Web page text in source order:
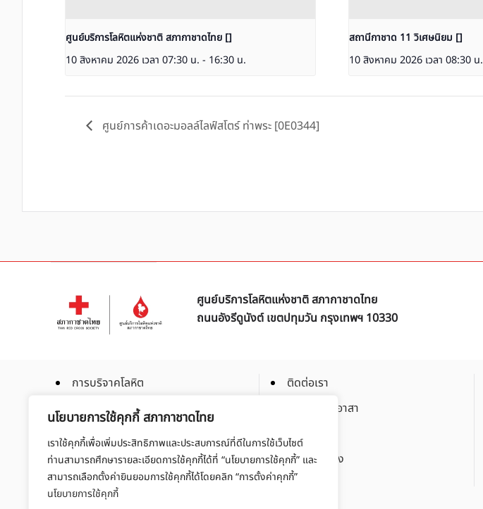
นโยบายการใช้คุกกี้ สภากาชาดไทย
เราใช้คุกกี้เพื่อเพิ่มประสิทธิภาพและประสบการณ์ที่ดีในการใช้เว็บไซต์
ท่านสามารถศึกษารายละเอียดการใช้คุกกี้ได้ที่ “นโยบายการใช้คุกกี้” และ
สามารถเลือกตั้งค่ายินยอมการใช้คุกกี้ได้โดยคลิก “การตั้งค่าคุกกี้”
นโยบายการใช้คุกกี้
ศูนย์บริการโลหิตแห่งชาติ สภากาชาดไทย []
10 สิงหาคม 2026 เวลา 07:30 น. - 16:30 น.
สถานีกาชาด 11 วิเศษนิยม []
10 สิงหาคม 2026 เวลา 08:30 น.
ศูนย์การค้าเดอะมอลล์ไลฟ์สโตร์ ท่าพระ [0E0344]
ศูนย์บริการโลหิตแห่งชาติ สภากาชาดไทย
ถนนอังรีดูนังต์ เขตปทุมวัน กรุงเทพฯ 10330
การบริจาคโลหิต
การบริจาคโลหิตเฉพาะส่วน
การบริจาคสเต็มเซลล์
ติดต่อเรา
ร่วมเป็นจิตอาสา
สมัครงาน
จัดซื้อจัดจ้าง